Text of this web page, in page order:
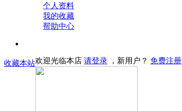
个人资料
我的收藏
帮助中心
收藏本站欢迎光临本店 请登录 ，新用户？ 免费注册